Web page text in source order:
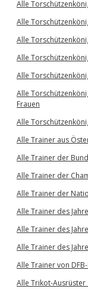
Alle
Alle
Alle
Alle
Alle
Alle
Frauen
Alle
Alle Trainer aus
Alle Trainer der
Alle Trainer der
Alle Trainer der
Alle Trainer des
Alle Trainer des
Alle Trainer des
Alle Trainer von
Alle Trikot-